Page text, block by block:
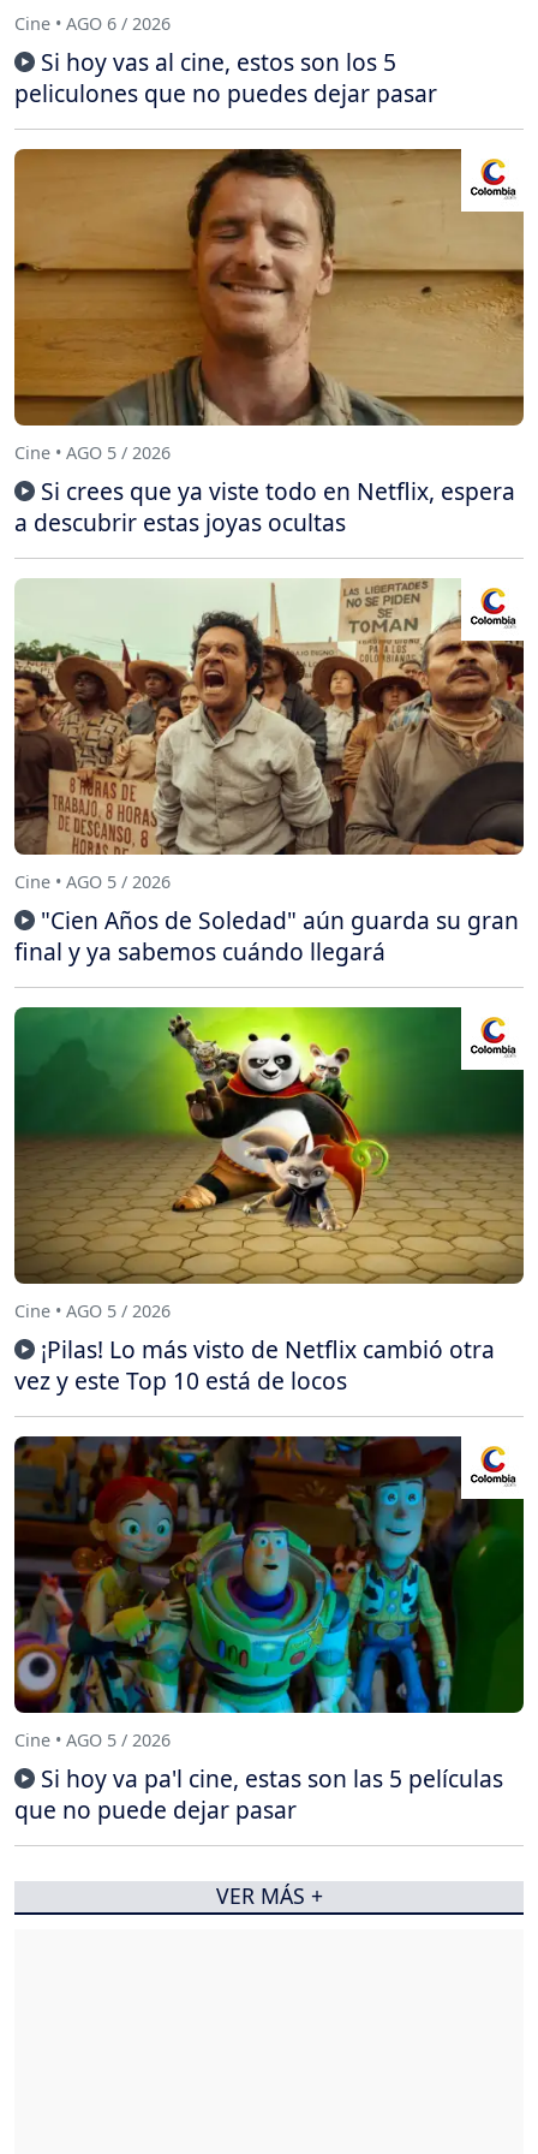
Cine • AGO 6 / 2026
Si hoy vas al cine, estos son los 5
peliculones que no puedes dejar pasar
Cine • AGO 5 / 2026
Si crees que ya viste todo en Netflix, espera
a descubrir estas joyas ocultas
Cine • AGO 5 / 2026
"Cien Años de Soledad" aún guarda su gran
final y ya sabemos cuándo llegará
Cine • AGO 5 / 2026
¡Pilas! Lo más visto de Netflix cambió otra
vez y este Top 10 está de locos
Cine • AGO 5 / 2026
Si hoy va pa'l cine, estas son las 5 películas
que no puede dejar pasar
VER MÁS +